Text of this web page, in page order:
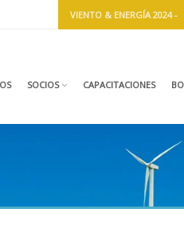
VIENTO & ENERGÍA 2024 -
SOCIOS CAPACITACIONES